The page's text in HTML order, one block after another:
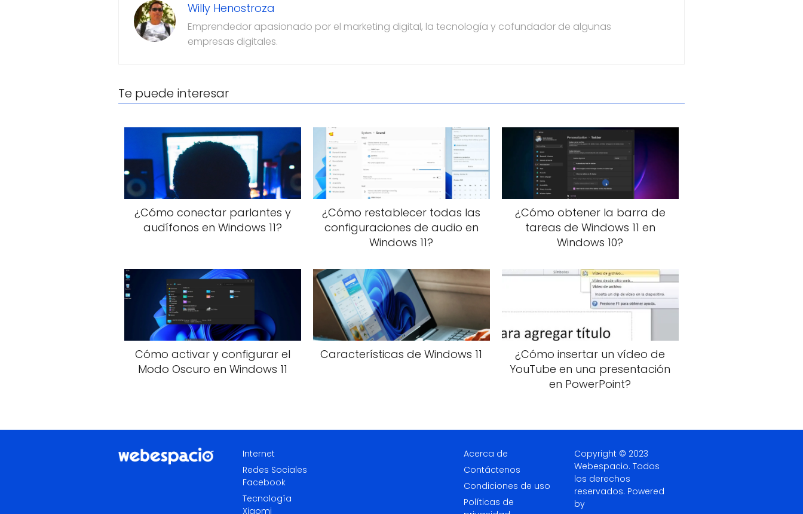
Willy Henostroza
Emprendedor apasionado por el marketing digital, la tecnología y cofundador de algunas
empresas digitales.
Te puede interesar
¿Cómo conectar parlantes y
audífonos en Windows 11?
¿Cómo restablecer todas las
configuraciones de audio en
Windows 11?
¿Cómo obtener la barra de
tareas de Windows 11 en
Windows 10?
Cómo activar y configurar el
Modo Oscuro en Windows 11
Características de Windows 11
¿Cómo insertar un vídeo de
YouTube en una presentación
en PowerPoint?
Internet
Redes Sociales
Facebook
Tecnología
Xiaomi
Acerca de
Contáctenos
Condiciones de uso
Políticas de
Copyright © 2023
Webespacio. Todos
los derechos
reservados. Powered
by